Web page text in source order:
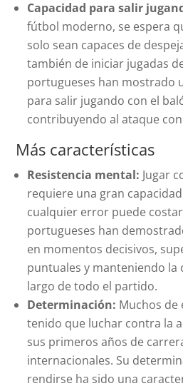
Capacidad para salir
fútbol moderno, se espera
solo sean capaces de
también de iniciar jugadas
portugueses han mostrado
para salir jugando con el
contribuyendo al ataque
Más características
Resistencia mental: Jugar
requiere una gran
cualquier error puede
portugueses han
en momentos decisivos,
puntuales y manteniendo la
largo de todo el partido.
Determinación: Muchos de
tenido que luchar contra la
sus primeros años de
internacionales. Su
rendirse ha sido una